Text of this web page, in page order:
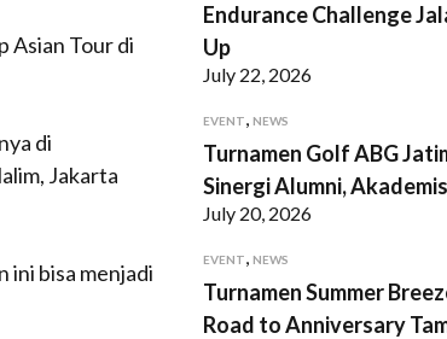
Asian Tour di
di
Jakarta
ini bisa menjadi
Endurance Challenge
Up
July 22, 2026
EVENT, NEWS
Turnamen Golf ABG
Sinergi Alumni,
July 20, 2026
EVENT, NEWS
Turnamen Summer
Road to Anniversary